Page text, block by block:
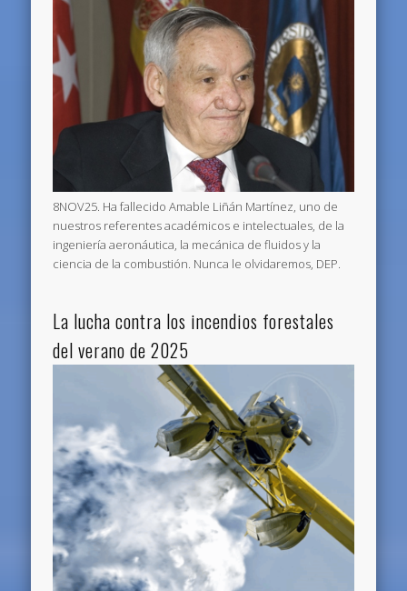
8NOV25. Ha fallecido Amable Liñán Martínez, uno de
nuestros referentes académicos e intelectuales, de la
ingeniería aeronáutica, la mecánica de fluidos y la
ciencia de la combustión. Nunca le olvidaremos, DEP.
La lucha contra los incendios forestales
del verano de 2025